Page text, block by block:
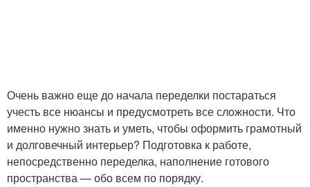
Очень важно еще до начала переделки постараться
учесть все нюансы и предусмотреть все сложности. Что
именно нужно знать и уметь, чтобы оформить грамотный
и долговечный интерьер? Подготовка к работе,
непосредственно переделка, наполнение готового
пространства — обо всем по порядку.